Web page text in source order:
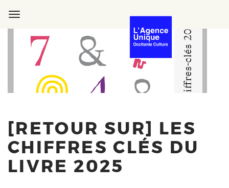
[RETOUR SUR] LES
CHIFFRES CLÉS DU
LIVRE 2025